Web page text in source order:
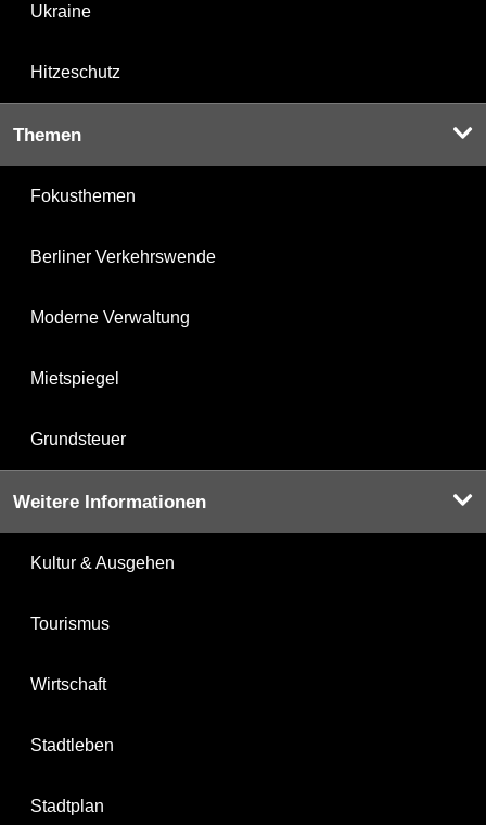
Ukraine
Hitzeschutz
Themen
Fokusthemen
Berliner Verkehrswende
Moderne Verwaltung
Mietspiegel
Grundsteuer
Weitere Informationen
Kultur & Ausgehen
Tourismus
Wirtschaft
Stadtleben
Stadtplan